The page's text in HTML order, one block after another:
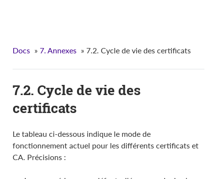
Docs » 7. Annexes » 7.2. Cycle de vie des certificats
7.2. Cycle de vie des
certificats
Le tableau ci-dessous indique le mode de
fonctionnement actuel pour les différents certificats et
CA. Précisions :